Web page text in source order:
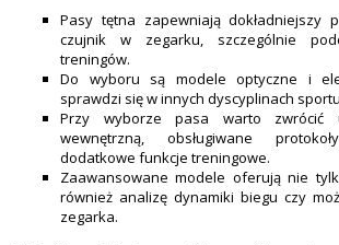
COROS
VOSTOK EUROPE ZEGARKI
VICTORINOX ZEGARKI
WENGER ZEGARKI
ORIENT ZEGARKI
OBAKU DENMARK ZEGARKI
Pasy tętna zapewniają dokładniejszy
czujnik w zegarku, szczególnie
treningów.
Do wyboru są modele optyczne i
sprawdzi się w innych dyscyplinach
Przy wyborze pasa warto zwrócić
wewnętrzną, obsługiwane
dodatkowe funkcje treningowe.
Zaawansowane modele oferują nie
również analizę dynamiki biegu czy
zegarka.